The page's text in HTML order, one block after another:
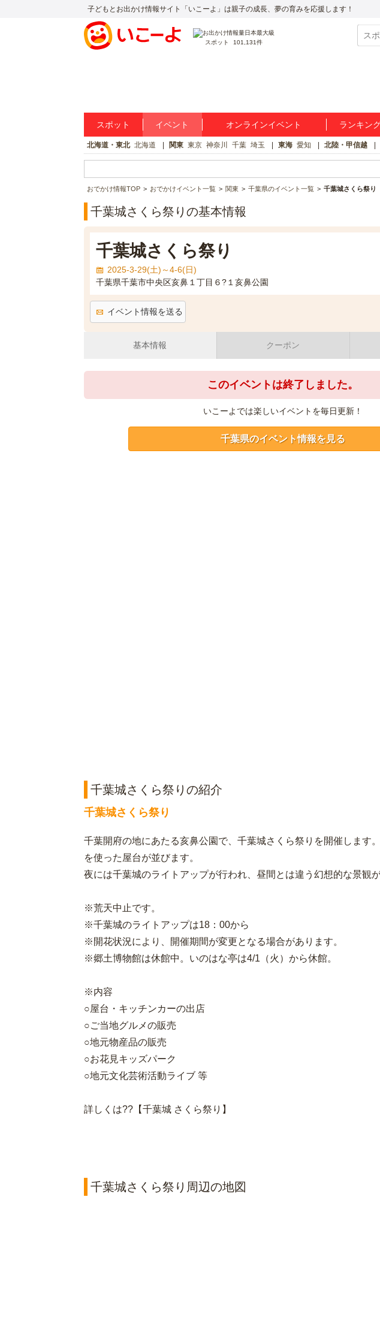
子どもとお出かけ情報サイト「いこーよ」は親子の成長、夢の育みを応援します！
スポット 101,131件
スポット イベント オンラインイベント ランキン
北海道・東北 北海道 関東 東京 神奈川 千葉 埼玉 東海 愛知 北陸・甲信越
おでかけ情報TOP おでかけイベント一覧 関東 千葉県のイベント一覧 千葉城さくら祭り
千葉城さくら祭りの基本情報
千葉城さくら祭り
2025-3-29(土)～4-6(日)
千葉県千葉市中央区亥鼻１丁目６?１亥鼻公園
イベント情報を送る
基本情報 クーポン
このイベントは終了しました。
いこーよでは楽しいイベントを毎日更新！
千葉県のイベント情報を見る
千葉城さくら祭りの紹介
千葉城さくら祭り
千葉開府の地にあたる亥鼻公園で、千葉城さくら祭りを開催します
を使った屋台が並びます。
夜には千葉城のライトアップが行われ、昼間とは違う幻想的な景観が
※荒天中止です。
※千葉城のライトアップは18：00から
※開花状況により、開催期間が変更となる場合があります。
※郷土博物館は休館中。いのはな亭は4/1（火）から休館。
※内容
○屋台・キッチンカーの出店
○ご当地グルメの販売
○地元物産品の販売
○お花見キッズパーク
○地元文化芸術活動ライブ 等
詳しくは??【千葉城 さくら祭り】
千葉城さくら祭り周辺の地図